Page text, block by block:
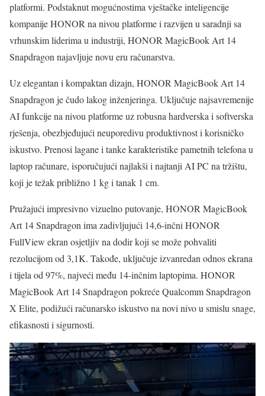
platformi. Podstaknut mogućnostima vještačke inteligencije
kompanije HONOR na nivou platforme i razvijen u saradnji sa
vrhunskim liderima u industriji, HONOR MagicBook Art 14
Snapdragon najavljuje novu eru računarstva.
Uz elegantan i kompaktan dizajn, HONOR MagicBook Art 14
Snapdragon je čudo lakog inženjeringa. Uključuje najsavremenije
AI funkcije na nivou platforme uz robusna hardverska i softverska
rješenja, obezbjeđujući neuporedivu produktivnost i korisničko
iskustvo. Prenosi lagane i tanke karakteristike pametnih telefona u
laptop računare, isporučujući najlakši i najtanji AI PC na tržištu,
koji je težak približno 1 kg i tanak 1 cm.
Pružajući impresivno vizuelno putovanje, HONOR MagicBook
Art 14 Snapdragon ima zadivljujući 14,6-inčni HONOR
FullView ekran osjetljiv na dodir koji se može pohvaliti
rezolucijom od 3,1K. Takođe, uključuje izvanredan odnos ekrana
i tijela od 97%, najveći među 14-inčnim laptopima. HONOR
MagicBook Art 14 Snapdragon pokreće Qualcomm Snapdragon
X Elite, podižući računarsko iskustvo na novi nivo u smislu snage,
efikasnosti i sigurnosti.